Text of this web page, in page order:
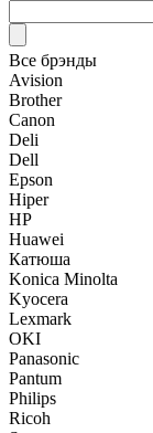
Все брэнды
Avision
Brother
Canon
Deli
Dell
Epson
Hiper
HP
Huawei
Катюша
Konica Minolta
Kyocera
Lexmark
OKI
Panasonic
Pantum
Philips
Ricoh